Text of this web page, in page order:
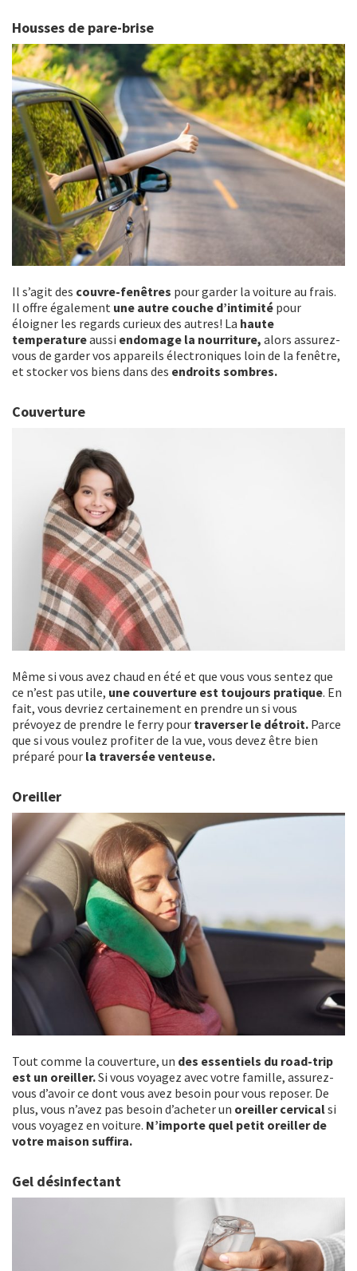
Housses de pare-brise
Il s’agit des couvre-fenêtres pour garder la voiture au frais.
Il offre également une autre couche d’intimité pour
éloigner les regards curieux des autres! La haute
temperatureaussi endomage la nourriture, alors assurez-
vous de garder vos appareils électroniques loin de la fenêtre,
et stocker vos biens dans des endroits sombres.
Couverture
Même si vous avez chaud en été et que vous vous sentez que
ce n’est pas utile, une couverture est toujours pratique. En
fait, vous devriez certainement en prendre un si vous
prévoyez de prendre le ferry pour traverser le détroit. Parce
que si vous voulez profiter de la vue, vous devez être bien
préparé pour la traversée venteuse.
Oreiller
Tout comme la couverture, un des essentiels du road-trip
est un oreiller.Si vous voyagez avec votre famille, assurez-
vous d’avoir ce dont vous avez besoin pour vous reposer. De
plus, vous n’avez pas besoin d’acheter un oreiller cervicalsi
vous voyagez en voiture. N’importe quel petit oreiller de
votre maison suffira.
Gel désinfectant